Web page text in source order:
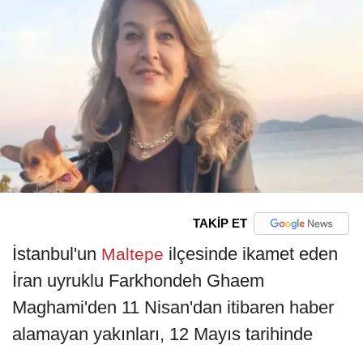
TAKİP ET
İstanbul'un Maltepe ilçesinde ikamet eden
İran uyruklu Farkhondeh Ghaem
Maghami'den 11 Nisan'dan itibaren haber
alamayan yakınları, 12 Mayıs tarihinde